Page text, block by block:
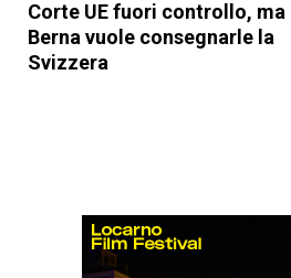
Corte UE fuori controllo, ma
Berna vuole consegnarle la
Svizzera